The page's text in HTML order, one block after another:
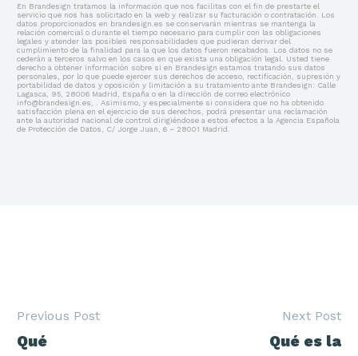
En Brandesign tratamos la información que nos facilitas con el fin de prestarte el
servicio que nos has solicitado en la web y realizar su facturación o contratación. Los
datos proporcionados en brandesign.es se conservarán mientras se mantenga la
relación comercial o durante el tiempo necesario para cumplir con las obligaciones
legales y atender las posibles responsabilidades que pudieran derivar del
cumplimiento de la finalidad para la que los datos fueron recabados. Los datos no se
cederán a terceros salvo en los casos en que exista una obligación legal. Usted tiene
derecho a obtener información sobre si en Brandesign estamos tratando sus datos
personales, por lo que puede ejercer sus derechos de acceso, rectificación, supresión y
portabilidad de datos y oposición y limitación a su tratamiento ante Brandesign: Calle
Lagasca, 95, 28006 Madrid, España o en la dirección de correo electrónico
info@brandesign.es, . Asimismo, y especialmente si considera que no ha obtenido
satisfacción plena en el ejercicio de sus derechos, podrá presentar una reclamación
ante la autoridad nacional de control dirigiéndose a estos efectos a la Agencia Española
de Protección de Datos, C/ Jorge Juan, 6 – 28001 Madrid.
de
Previous Post
Qué
Next Post
Qué es la